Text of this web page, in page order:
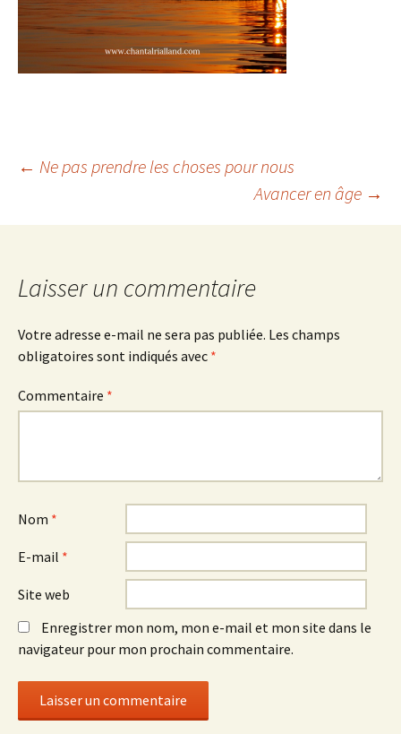
Navigation
des
← Ne pas prendre les choses pour nous
Avancer en âge →
Laisser un commentaire
Votre adresse e-mail ne sera pas publiée. Les champs
obligatoires sont indiqués avec *
Commentaire *
Nom *
E-mail *
Site web
Enregistrer mon nom, mon e-mail et mon site dans le
navigateur pour mon prochain commentaire.